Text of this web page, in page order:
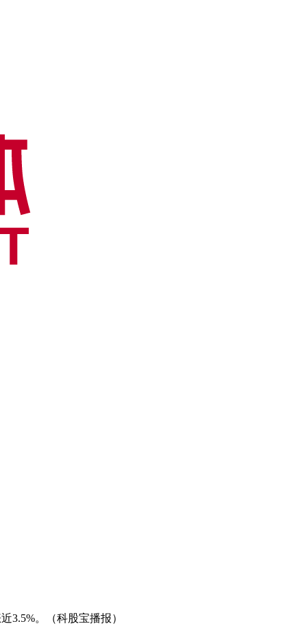
3.5%。（科股宝播报）